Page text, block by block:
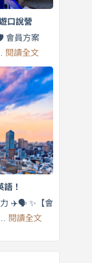
劍
口
說
營
｜
月
$3,200，
出
國
在
口說營
會員方案
閱讀全文:
外
師
帶
英
｜
英
商
×
受
！
力 ✈️🗣️ ✨【會
閱讀全文:
商
劍